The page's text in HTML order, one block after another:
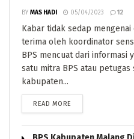
BY MAS HADI 05/04/2023 12
Kabar tidak sedap
terima oleh koordinator
BPS mencuat dari informasi
satu mitra BPS atau petugas
kabupaten...
READ MORE